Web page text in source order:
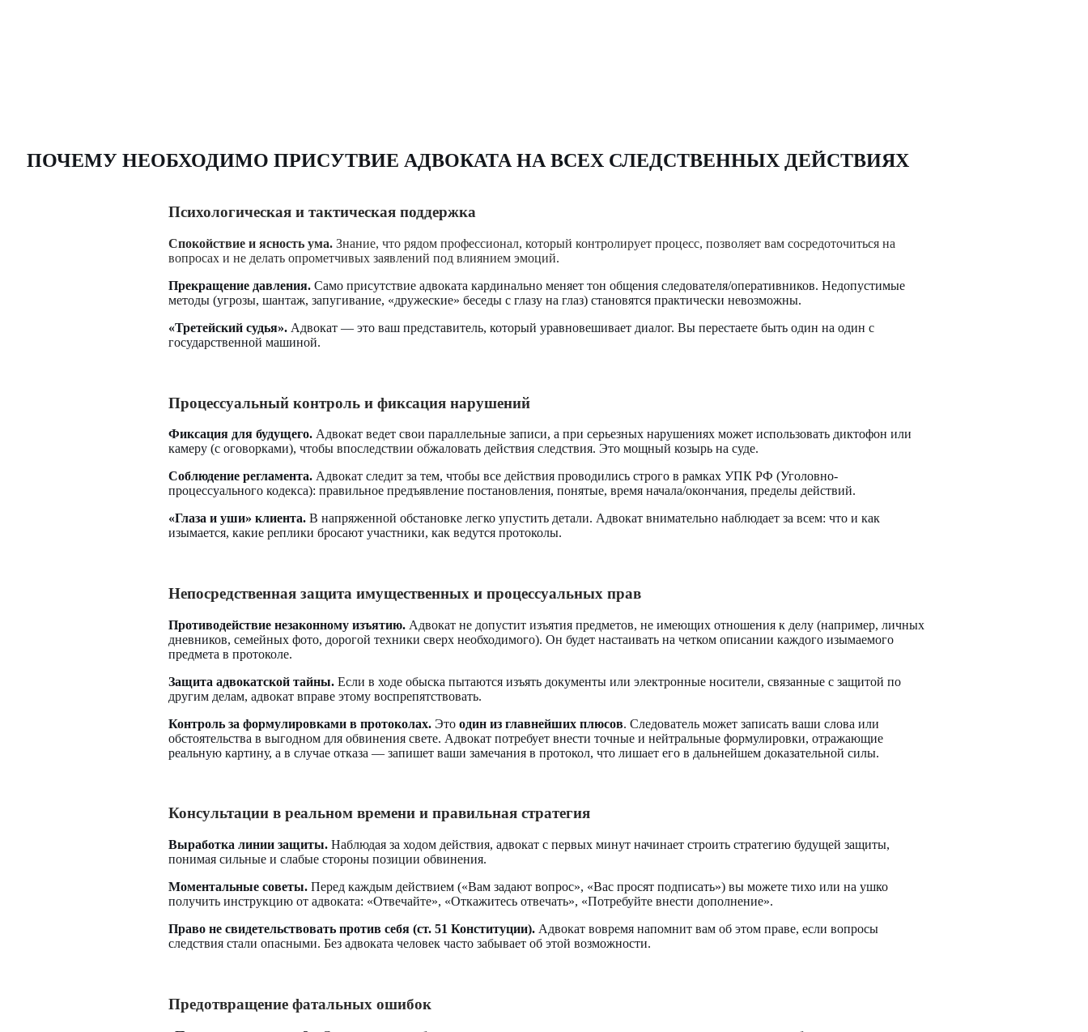
ПОЧЕМУ НЕОБХОДИМО ПРИСУТВИЕ АДВОКАТА НА ВСЕХ СЛЕДСТВЕННЫХ ДЕЙСТВИЯХ
Психологическая и тактическая поддержка
Спокойствие и ясность ума. Знание, что рядом профессионал, который контролирует процесс, позволяет вам сосредоточиться на
вопросах и не делать опрометчивых заявлений под влиянием эмоций.
Прекращение давления. Само присутствие адвоката кардинально меняет тон общения следователя/оперативников. Недопустимые
методы (угрозы, шантаж, запугивание, «дружеские» беседы с глазу на глаз) становятся практически невозможны.
«Третейский судья». Адвокат — это ваш представитель, который уравновешивает диалог. Вы перестаете быть один на один с
государственной машиной.
Процессуальный контроль и фиксация нарушений
Фиксация для будущего. Адвокат ведет свои параллельные записи, а при серьезных нарушениях может использовать диктофон или
камеру (с оговорками), чтобы впоследствии обжаловать действия следствия. Это мощный козырь на суде.
Соблюдение регламента. Адвокат следит за тем, чтобы все действия проводились строго в рамках УПК РФ (Уголовно-
процессуального кодекса): правильное предъявление постановления, понятые, время начала/окончания, пределы действий.
«Глаза и уши» клиента. В напряженной обстановке легко упустить детали. Адвокат внимательно наблюдает за всем: что и как
изымается, какие реплики бросают участники, как ведутся протоколы.
Непосредственная защита имущественных и процессуальных прав
Противодействие незаконному изъятию. Адвокат не допустит изъятия предметов, не имеющих отношения к делу (например, личных
дневников, семейных фото, дорогой техники сверх необходимого). Он будет настаивать на четком описании каждого изымаемого
предмета в протоколе.
Защита адвокатской тайны. Если в ходе обыска пытаются изъять документы или электронные носители, связанные с защитой по
другим делам, адвокат вправе этому воспрепятствовать.
Контроль за формулировками в протоколах. Это один из главнейших плюсов. Следователь может записать ваши слова или
обстоятельства в выгодном для обвинения свете. Адвокат потребует внести точные и нейтральные формулировки, отражающие
реальную картину, а в случае отказа — запишет ваши замечания в протокол, что лишает его в дальнейшем доказательной силы.
Консультации в реальном времени и правильная стратегия
Выработка линии защиты. Наблюдая за ходом действия, адвокат с первых минут начинает строить стратегию будущей защиты,
понимая сильные и слабые стороны позиции обвинения.
Моментальные советы. Перед каждым действием («Вам задают вопрос», «Вас просят подписать») вы можете тихо или на ушко
получить инструкцию от адвоката: «Отвечайте», «Откажитесь отвечать», «Потребуйте внести дополнение».
Право не свидетельствовать против себя (ст. 51 Конституции). Адвокат вовремя напомнит вам об этом праве, если вопросы
следствия стали опасными. Без адвоката человек часто забывает об этой возможности.
Предотвращение фатальных ошибок